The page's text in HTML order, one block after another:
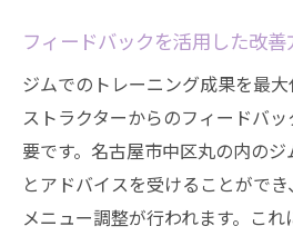
フィードバックを活用した改善
ジムでのトレーニング成果を最
ストラクターからのフィードバ
要です。名古屋市中区丸の内の
とアドバイスを受けることがで
メニュー調整が行われます。こ